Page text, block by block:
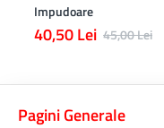
Impudoare
40,50 Lei 45,00 Lei
Pagini Generale